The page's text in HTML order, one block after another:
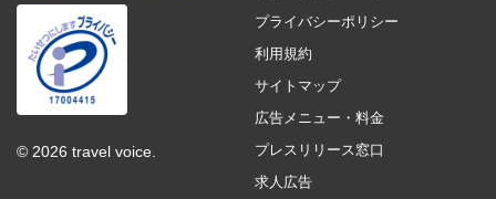
© 2026 travel voice.
プライバシーポリシー
利用規約
サイトマップ
広告メニュー・料金
プレスリリース窓口
求人広告